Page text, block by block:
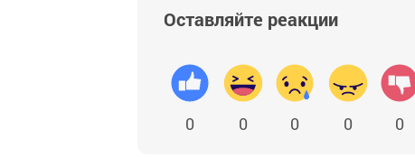
Оставляйте реакции
0 0 0 0 0